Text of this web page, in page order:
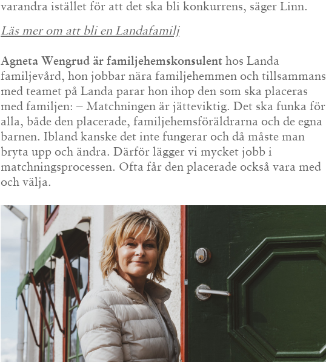
varandra istället för att det ska bli konkurrens, säger Linn.
Läs mer om att bli en Landafamilj
Agneta Wengrud är familjehemskonsulent hos Landa
familjevård, hon jobbar nära familjehemmen och tillsammans
med teamet på Landa parar hon ihop den som ska placeras
med familjen: – Matchningen är jätteviktig. Det ska funka för
alla, både den placerade, familjehemsföräldrarna och de egna
barnen. Ibland kanske det inte fungerar och då måste man
bryta upp och ändra. Därför lägger vi mycket jobb i
matchningsprocessen. Ofta får den placerade också vara med
och välja.